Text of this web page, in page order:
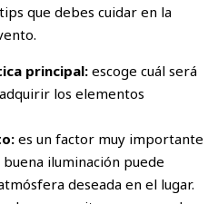
que debes cuidar en la
principal: escoge cuál será
los elementos
es un factor muy importante
iluminación puede
deseada en el lugar.